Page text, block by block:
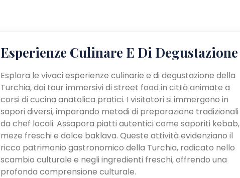
Esperienze Culinare E Di Degustazione
Esplora le vivaci esperienze culinarie e di degustazione della
Turchia, dai tour immersivi di street food in città animate a
corsi di cucina anatolica pratici. I visitatori si immergono in
sapori diversi, imparando metodi di preparazione tradizionali
da chef locali. Assapora piatti autentici come saporiti kebab,
meze freschi e dolce baklava. Queste attività evidenziano il
ricco patrimonio gastronomico della Turchia, radicato nello
scambio culturale e negli ingredienti freschi, offrendo una
profonda comprensione culturale.